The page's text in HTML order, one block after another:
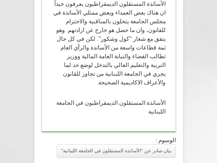
الأساتذة المستقلون الديمقراطيون يعرفون جيداً
ان هناك بعض العمداء وبعض ممثلي الأساتذة في
مجلس الجامعة يتحلون بالمناقبية والاحترام
للقانون، وان ما حصل هو خارج عن ارادتهم. وهو
يتفق مع شعار “كول وشكور”. لكن في كل حال
ثمة قطاعات واسعة من الأساتذة والرأي العام
تطالب القضاء والنيابة العامة المالية ووزير
التربية والتعليم العالي بالتدخل لوضع حد لما
يجري في الجامعة اللبنانية من تجاوز للقانون
والأعراف الاكاديمية الصحيحة.
الأساتذة المستقلون الديمقراطيون في الجامعة
اللبنانية
الوسوم :
بيان صادر عن "الأساتذة المستقلون في الجامعة اللبنانية"